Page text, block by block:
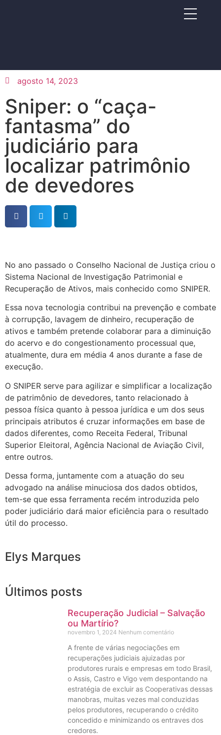
agosto 14, 2023
Sniper: o “caça-
fantasma” do
judiciário para
localizar patrimônio
de devedores
No ano passado o Conselho Nacional de Justiça criou o
Sistema Nacional de Investigação Patrimonial e
Recuperação de Ativos, mais conhecido como SNIPER.
Essa nova tecnologia contribui na prevenção e combate
à corrupção, lavagem de dinheiro, recuperação de
ativos e também pretende colaborar para a diminuição
do acervo e do congestionamento processual que,
atualmente, dura em média 4 anos durante a fase de
execução.
O SNIPER serve para agilizar e simplificar a localização
de patrimônio de devedores, tanto relacionado à
pessoa física quanto à pessoa jurídica e um dos seus
principais atributos é cruzar informações em base de
dados diferentes, como Receita Federal, Tribunal
Superior Eleitoral, Agência Nacional de Aviação Civil,
entre outros.
Dessa forma, juntamente com a atuação do seu
advogado na análise minuciosa dos dados obtidos,
tem-se que essa ferramenta recém introduzida pelo
poder judiciário dará maior eficiência para o resultado
útil do processo.
Elys Marques
Últimos posts
Recuperação Judicial – Salvação
ou Martírio?
novembro 1, 2024 Nenhum comentário
A frente de várias negociações em
recuperações judiciais ajuizadas por
produtores rurais e empresas em todo Brasil,
o Assis, Castro e Vigo vem despontando na
estratégia de excluir as Cooperativas dessas
manobras, muitas vezes mal conduzidas
pelos produtores, recuperando o crédito
concedido e minimizando os entraves dos
credores.